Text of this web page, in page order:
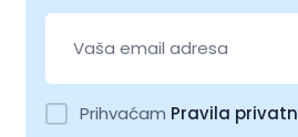
Prihvaćam Pravila